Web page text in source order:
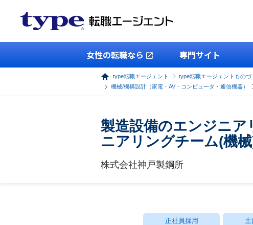
女性の転職なら 専門サイト
type転職エージェント type転職エージェントものづ
機械/機構設計（家電・AV・コンピュータ・通信機器）
製造設備のエンジニア
ニアリングチーム(機
株式会社神戸製鋼所
正社員採用 土